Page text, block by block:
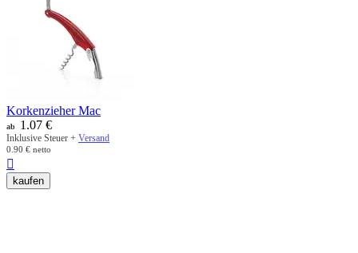
Korkenzieher Mac
ab 1.07 €
Inklusive Steuer + Versand
0.90 € netto

kaufen